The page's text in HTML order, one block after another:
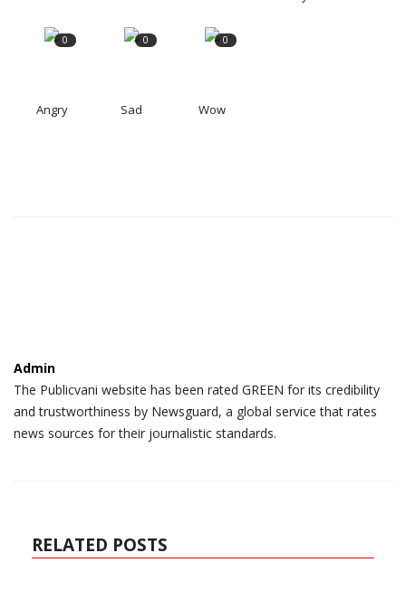
0
Angry
0
Sad
0
Wow
Admin
The Publicvani website has been rated GREEN for its credibility
and trustworthiness by Newsguard, a global service that rates
news sources for their journalistic standards.
RELATED POSTS